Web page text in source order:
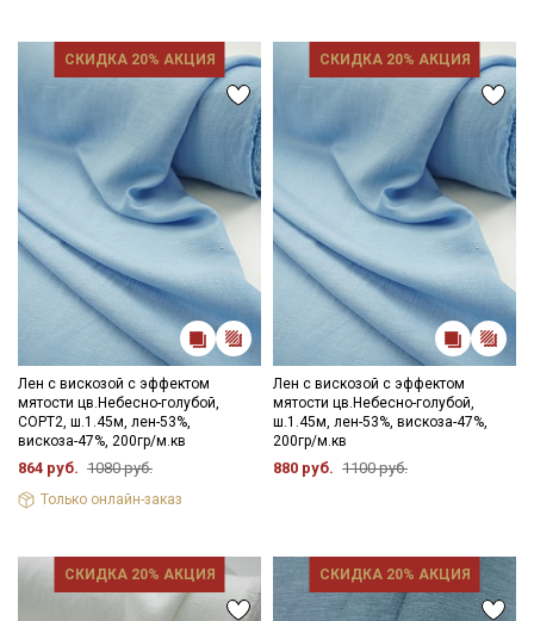
СКИДКА 20% АКЦИЯ
Лен с вискозой с эффектом
мятости цв.Небесно-голубой,
СОРТ2, ш.1.45м, лен-53%,
вискоза-47%, 200гр/м.кв
864 руб. 1080 руб.
Только онлайн-заказ
СКИДКА 20% АКЦИЯ
Лен с вискозой с эффектом
мятости цв.Небесно-голубой,
ш.1.45м, лен-53%, вискоза-47%,
200гр/м.кв
880 руб. 1100 руб.
СКИДКА 20% АКЦИЯ СКИДКА 20% АКЦИЯ
Секретная рассылка от Купава
Мы публикуем здесь дополнительные
промокоды и скидки до 30% на узкие
категории тканей
Электронная почта
Ознакомлен(а) с Политикой обработки персональных
данных
Согласие на обработку персональных